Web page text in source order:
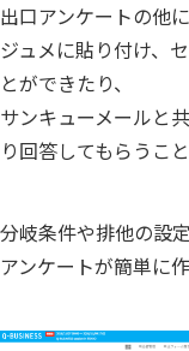
出口アンケートの他
ジュメに貼り付け、
とができたり、
サンキューメールと
り回答してもらうこ
分岐条件や排他の設
アンケートが簡単に